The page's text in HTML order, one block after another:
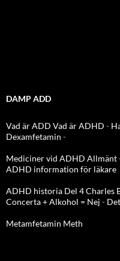
DAMP ADD
Vad är ADD Vad är ADHD -
Dexamfetamin -
Mediciner vid ADHD Allmänt
ADHD information för läkare
ADHD historia Del 4 Charles
Concerta + Alkohol = Nej -
Metamfetamin Meth